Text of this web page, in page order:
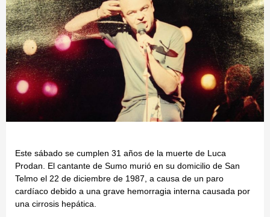
Este sábado se cumplen 31 años de la muerte de Luca
Prodan. El cantante de Sumo murió en su domicilio de San
Telmo el 22 de diciembre de 1987, a causa de un paro
cardíaco debido a una grave hemorragia interna causada por
una cirrosis hepática.